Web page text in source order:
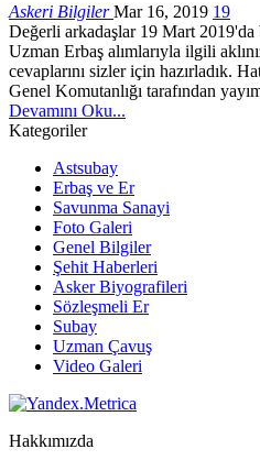
Askeri BilgilerMar 16, 2019 19
Değerli arkadaşlar 19 Mart 2019'da
Uzman Erbaş alımlarıyla ilgili
cevaplarını sizler için hazırladık.
Genel Komutanlığı tarafından
Devamını Oku...
Kategoriler
Astsubay
Erbaş ve Er
Savunma Sanayi
Foto Galeri
Genel Bilgiler
Şehit Haberleri
Asker Biyografileri
Sözleşmeli Er
Subay
Uzman Çavuş
Video Galeri
Hakkımızda